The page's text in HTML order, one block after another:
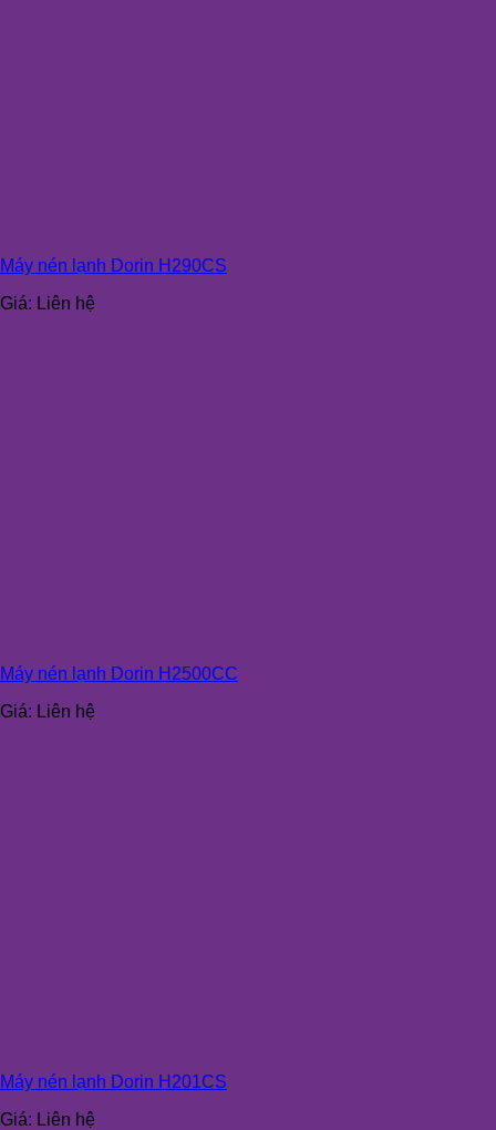
Máy nén lạnh Dorin H290CS
Giá: Liên hệ
Máy nén lạnh Dorin H2500CC
Giá: Liên hệ
Máy nén lạnh Dorin H201CS
Giá: Liên hệ